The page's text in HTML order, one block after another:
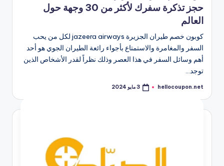
حجز تذكرة سفرك لأكثر من 30 وجهة حول
العالم
كوبون خصم طيران الجزيرة jazeera airways لكل من يحب
السفر والمغامرة والاستمتاع بأجواء رائعة الطيران الجوي هو أحد
أهم وسائل السفر في هذا العصر وذلك نظراً لقدر الأشخاص الذين
توجد…
تمّ
بواسطة
hellocoupon.net 3 مايو 2024